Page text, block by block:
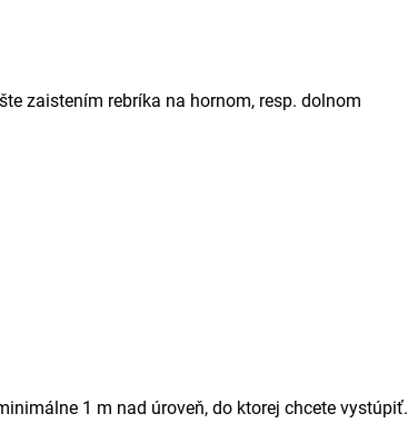
zaistením rebríka na hornom, resp. dolnom
1 m nad úroveň, do ktorej chcete vystúpiť.